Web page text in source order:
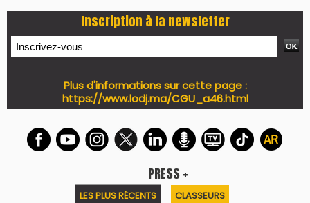
Inscription à la newsletter
Plus d'informations sur cette page :
https://www.lodj.ma/CGU_a46.html
PRESS +
LES PLUS RÉCENTS CLASSEURS